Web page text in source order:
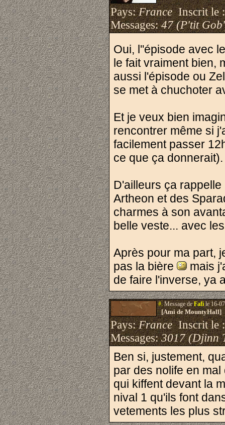
Pays:FranceInscrit le
Messages:47 (P'tit
Oui, l''épisode avec
le fait vraiment bien,
aussi l'épisode ou
se met à chuchoter
Et je veux bien
rencontrer même si
facilement passer
ce que ça donnerait).
D'ailleurs ça
Artheon et des
charmes à son
belle veste... avec
Après pour ma part,
pas la bière
mais
de faire l'inverse, ya
#.Message deFafile 16-
[Ami de MountyHall]
Pays:FranceInscrit le
Messages:3017 (Djinn
Ben si, justement,
par des nolife en
qui kiffent devant la
nival 1 qu'ils font
vetements les plus